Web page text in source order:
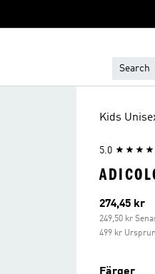
Kids
5.0
Aktuellt
274,45 kr
249,50 kr
499 kr